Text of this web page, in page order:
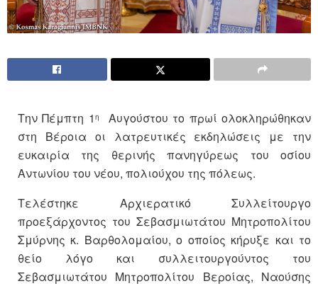
Την Πέμπτη 1 η
Αυγούστου το πρωί ολοκληρώθηκαν
στη Βέροια οι λατρευτικές εκδηλώσεις με την
ευκαιρία της θερινής πανηγύρεως του οσίου
Αντωνίου του νέου, πολιούχου της πόλεως.
Τελέστηκε Αρχιερατικό Συλλείτουργο
προεξάρχοντος του Σεβασμιωτάτου Μητροπολίτου
Σμύρνης κ. Βαρθολομαίου, ο οποίος κήρυξε και το
θείο λόγο και συλλειτουργούντος του
Σεβασμιωτάτου Μητροπολίτου Βεροίας, Ναούσης